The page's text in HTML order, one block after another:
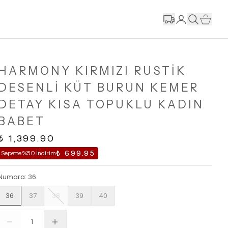
KIRMIZI RUSTİK
KÜT BURUN KEMER
KISA TOPUKLU KADIN
1,399.90
Sepette %50 İndirim₺ 699.95
: 36
36
37 38 39 40